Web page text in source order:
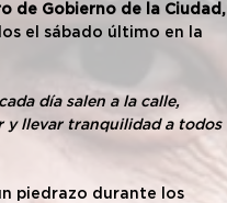
de Gobierno de la Ciudad,
el sábado último en la
día salen a la calle,
y llevar tranquilidad a todos
piedrazo durante los